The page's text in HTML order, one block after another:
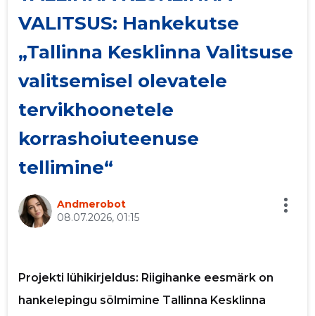
VALITSUS: Hankekutse
„Tallinna Kesklinna Valitsuse
valitsemisel olevatele
tervikhoonetele
korrashoiuteenuse
tellimine“
Andmerobot
08.07.2026, 01:15
Projekti lühikirjeldus: Riigihanke eesmärk on
hankelepingu sõlmimine Tallinna Kesklinna
Saaja e-mail
Sinu nimi
Sinu kommentaar